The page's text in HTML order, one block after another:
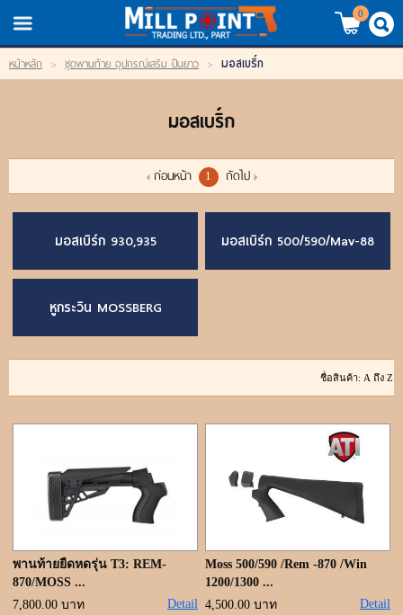
TH/EN
LOGIN REGISTER
My Wishlist
สินค้า
แบรนด์
สินค้าลดราคา
เข้าสู่ระบบ
ขั้นตอนการสั่งซื้อ
ค้นหาสินค้า
0
หน้าหลัก > ชุดพานท้าย อุปกรณ์เสริม ปืนยาว > มอสเบริ์ก
มอสเบริ์ก
ก่อนหน้า 1 ถัดไป
มอสเบิร์ก 930,935 มอสเบิร์ก 500/590/Mav-88
หูกระวิน MOSSBERG
พานท้ายยืดหดรุ่น T3: REM-
870/MOSS ...
7,800.00 บาท
Detail
Moss 500/590 /Rem -870 /Win
1200/1300 ...
4,500.00 บาท
Detail